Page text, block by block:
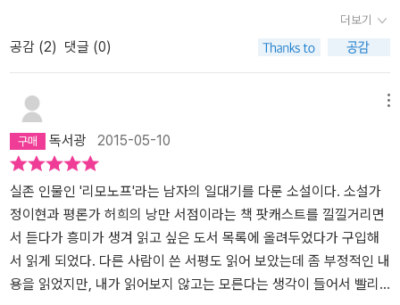
리모노프는 <아버지 같은 박봉의 조무래기 형사들뿐만 아니라 여자
들과 깡패들, 진정한 사나이들까지 압도하는 사람이 되리라>(본문 5
9쪽 인용)는 목표를 세운다. 이후 소련 언더그라운드 문학계에서 시
에 오른다. 뉴욕에서 빈민으로, 노숙자로, 억만장자의 집사로 살면서
써낸 글이 파리의 전설적인 편집자 장자크 포베르의 눈에 띄면서 파
리 문단에 화려하게 데뷔하게 된다. 러시아적인, 너무도 러시아적인
생(生) 태생적 기반으로부터 멀리멀리 뻗어나간 이 삶이 우리 삶도
한층 깊어지게 한다 뉴욕과 파리 문단의 총아로 자리매김했으니 안정
된 문인의 삶을 이어 가도 됐을 텐데, 발칸 반도에 전쟁이 발발했다는
소식을 들은 리모노프는 세르비아로 날아간다. 1992년 BBC에서 제
작한 <세르비아 서사시Serbian Epics>라는 제목의 다큐멘터리에는
리모노프가 라도반 카라지치와 함께 세르비아군이 주둔한 고지대를
혹은 에두아르드 베니아미노비치 사벤코.이 책은 이 사람에 대한 전
기 소설쯤 될 것이다.처음 들어본 이름이고 그의 인생에 흥미도 없었
지만 어쨌든 끝까지 읽었다.이건 어디까지나 저자인 임마뉘엘 카레르
의 힘이다. 카레르는 한번 책을 펼치면 중간에 집어 던질 수 없게 만
드는 매력이 있다. 물론 다음 이야기가 궁금해서 그러는 것은 아니다.
소설이 근본적으로 이야기라고 한다면 문체는 곧 말투가 될텐데 이야
기의 내용보다도 그 말투에 매력을 느껴 끝까지 귀를 기울이게 되는
이야기꾼이다.
더보기
공감 (2) 댓글 (0)
독서광 2015-05-10
실존 인물인 '리모노프'라는 남자의 일대기를 다룬 소설이다. 소설가
정이현과 평론가 허희의 낭만 서점이라는 책 팟캐스트를 낄낄거리면
서 듣다가 흥미가 생겨 읽고 싶은 도서 목록에 올려두었다가 구입해
서 읽게 되었다. 다른 사람이 쓴 서평도 읽어 보았는데 좀 부정적인 내
용을 읽었지만, 내가 읽어보지 않고는 모른다는 생각이 들어서 빨리